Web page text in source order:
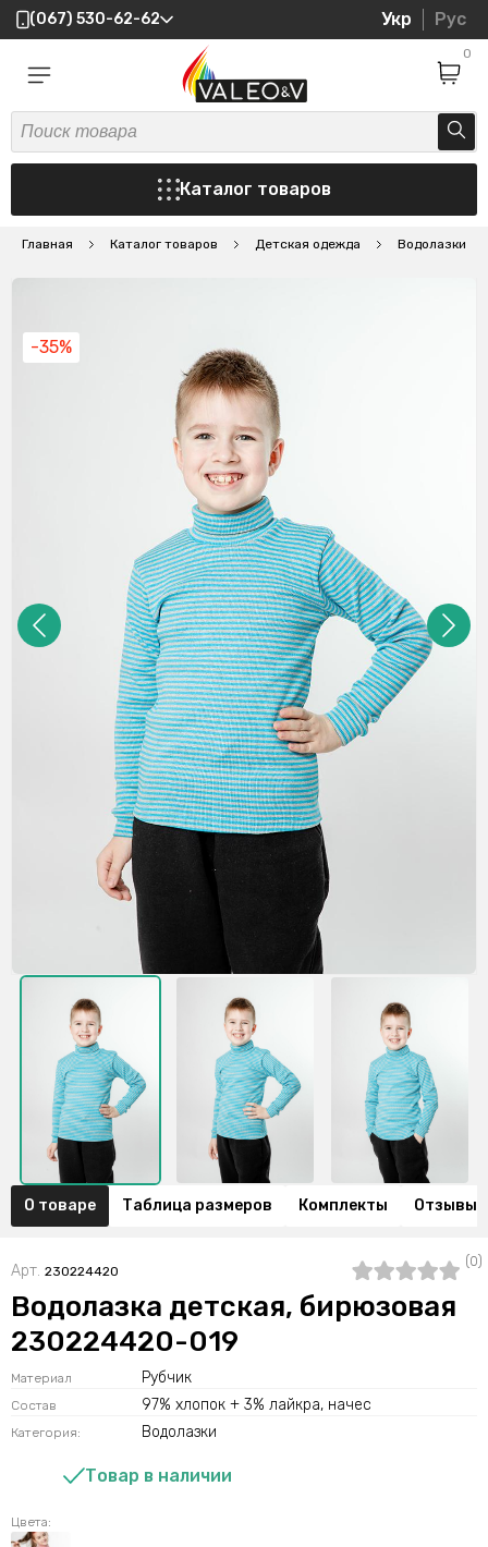
(067) 530-62-62 Укр Рус
0
Каталог товаров
Главная Каталог товаров Детская одежда Водолазки
-35%
О товаре Таблица размеров Комплекты Отзывы
Арт. 230224420
(0)
Водолазка детская, бирюзовая
230224420-019
Материал Рубчик
Состав 97% хлопок + 3% лайкра, начес
Категория: Водолазки
Товар в наличии
Цвета: